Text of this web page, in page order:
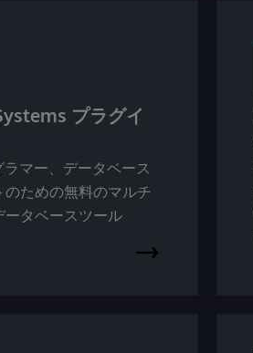
プラグイ
マー、データベース
ための無料のマルチ
ータベースツール